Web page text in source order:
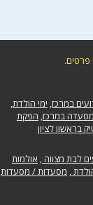
פרטים.
במרכז, ימי הולדת,
מסעדה במרכז, הפקת
בראשון לציון
לבת מצווה , אולמות
, מסעדות / מסעדות